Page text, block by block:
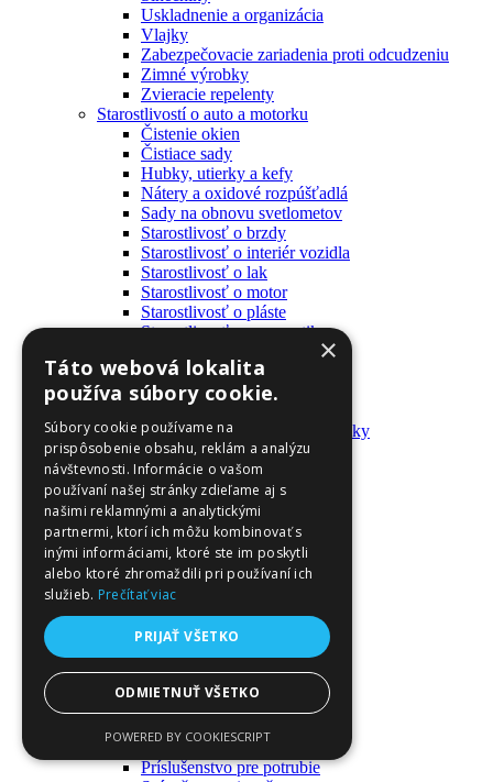
Uskladnenie a organizácia
Vlajky
Zabezpečovacie zariadenia proti odcudzeniu
Zimné výrobky
Zvieracie repelenty
Starostlivostí o auto a motorku
Čistenie okien
Čistiace sady
Hubky, utierky a kefy
Nátery a oxidové rozpúšťadlá
Sady na obnovu svetlometov
Starostlivosť o brzdy
Starostlivosť o interiér vozidla
Starostlivosť o lak
Starostlivosť o motor
Starostlivosť o pláste
Starostlivosť o pneumatiky
Batohy a tašky
Kľúčenky
Oblečenie
Zmývateľné tetovačky a nálepky
Domáci majster a nástroje
Elektrické zapojenie
Časové spínače
Diferenciálne spínače
Domové zvončeky
Elektrické káble
Káble
Káblové navijáky
Monitory napájania
Nástenné dosky a rámy
Nástroje a ovládače
Podávače
Príruby
Príslušenstvo pre potrubie
×
Táto webová lokalita
používa súbory cookie.
Súbory cookie používame na
prispôsobenie obsahu, reklám a analýzu
návštevnosti. Informácie o vašom
používaní našej stránky zdieľame aj s
našimi reklamnými a analytickými
partnermi, ktorí ich môžu kombinovať s
inými informáciami, ktoré ste im poskytli
alebo ktoré zhromaždili pri používaní ich
služieb. Prečítať viac
PRIJAŤ VŠETKO
ODMIETNUŤ VŠETKO
POWERED BY COOKIESCRIPT